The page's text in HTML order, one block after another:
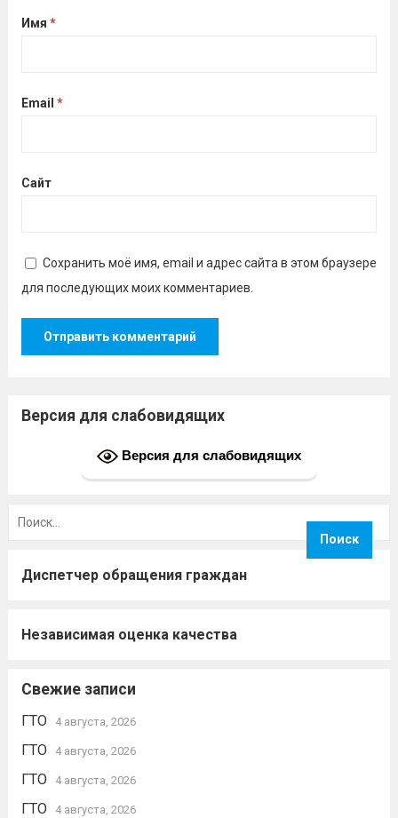
Имя *
Email *
Сайт
Сохранить моё имя, email и адрес сайта в этом браузере
для последующих моих комментариев.
Версия для слабовидящих
Версия для слабовидящих
Диспетчер обращения граждан
Независимая оценка качества
Свежие записи
ГТО 4 августа, 2026
ГТО 4 августа, 2026
ГТО 4 августа, 2026
ГТО 4 августа, 2026